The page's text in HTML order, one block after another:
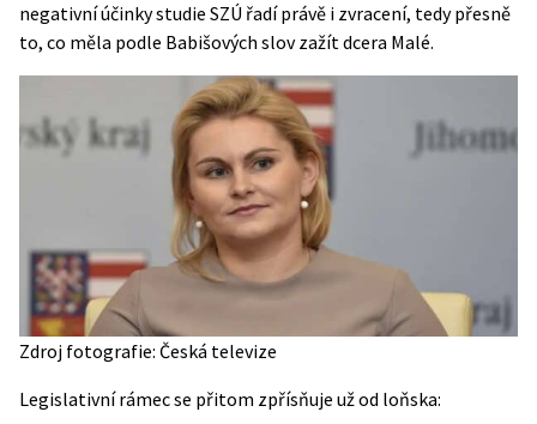
negativní účinkystudie SZÚ řadí právě i zvracení, tedy přesně
to, co měla podle Babišových slov zažít dcera Malé.
Zdroj fotografie: Česká televize
Legislativní rámec se přitom zpřísňuje už od loňska: